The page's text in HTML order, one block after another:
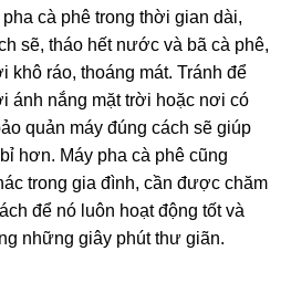
cà phê trong thời gian dài,
sẽ, tháo hết nước và bã cà phê,
khô ráo, thoáng mát. Tránh để
ánh nắng mặt trời hoặc nơi có
quản máy đúng cách sẽ giúp
hơn. Máy pha cà phê cũng
trong gia đình, cần được chăm
để nó luôn hoạt động tốt và
những giây phút thư giãn.